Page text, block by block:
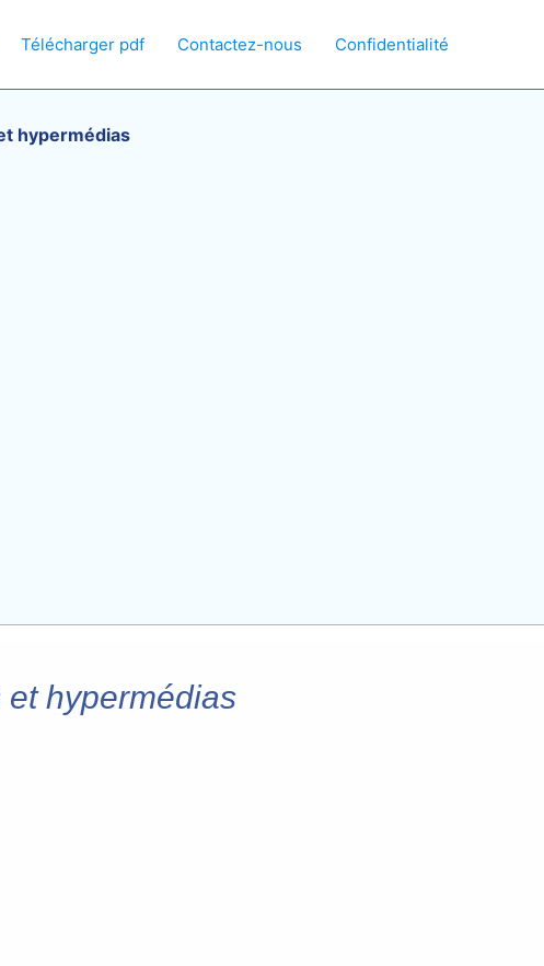
Télécharger pdf Contactez-nous Confidentialité
hypermédias
et hypermédias